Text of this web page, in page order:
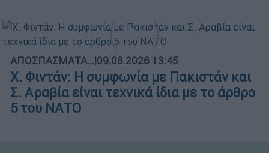
ΑΠΟΣΠΑΣΜΑΤΑ...|09.08.2026 13:45
X. Φιντάν: Η συμφωνία με Πακιστάν και
Σ. Αραβία είναι τεχνικά ίδια με το άρθρο
5 του ΝΑΤΟ